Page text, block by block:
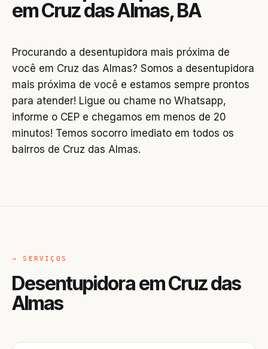
em Cruz das Almas, BA
Procurando a desentupidora mais próxima de
você em Cruz das Almas? Somos a desentupidora
mais próxima de você e estamos sempre prontos
para atender! Ligue ou chame no Whatsapp,
informe o CEP e chegamos em menos de 20
minutos! Temos socorro imediato em todos os
bairros de Cruz das Almas.
→ SERVIÇOS
Desentupidora em Cruz das
Almas